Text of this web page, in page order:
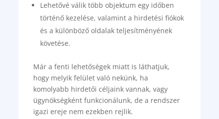
Lehetővé válik több objektum egy időben
történő kezelése, valamint a hirdetési fiókok
és a különböző oldalak teljesítményének
követése.
Már a fenti lehetőségek miatt is láthatjuk,
hogy melyik felület való nekünk, ha
komolyabb hirdetői céljaink vannak, vagy
ügynökségként funkcionálunk, de a rendszer
igazi ereje nem ezekben rejlik.